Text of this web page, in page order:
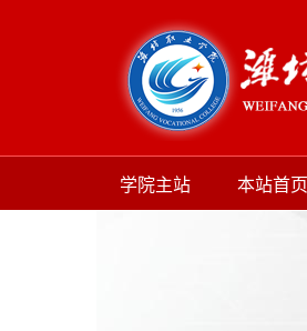
学院主站 本站首页